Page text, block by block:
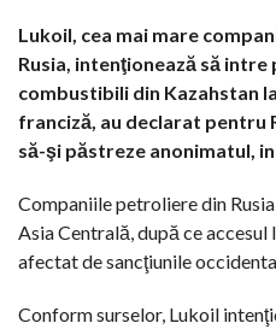
Lukoil, cea mai mare
Rusia, intenţionează să
combustibili din Kazahstan
franciză, au declarat pentru
să-şi păstreze anonimatul,
Companiile petroliere din
Asia Centrală, după ce
afectat de sancţiunile
Conform surselor, Lukoil